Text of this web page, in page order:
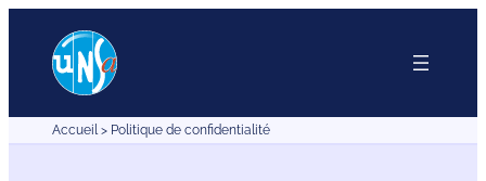
contenu
Accueil> Politique de confidentialité